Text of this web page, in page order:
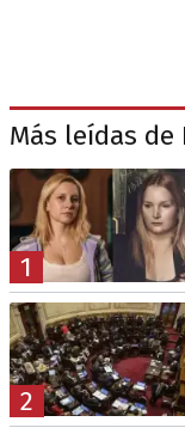
Más leídas de
1
2